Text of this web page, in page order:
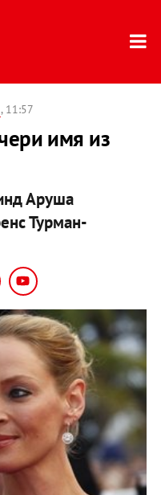
, 11:57
имя из
Аруша
Турман-